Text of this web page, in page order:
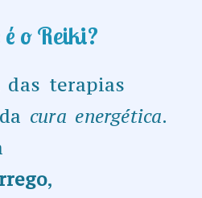
é o Reiki?​
terapias
cura energética.
,